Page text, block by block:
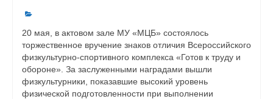
20 мая, в актовом зале МУ «МЦБ» состоялось
торжественное вручение знаков отличия Всероссийского
физкультурно-спортивного комплекса «Готов к труду и
обороне». За заслуженными наградами вышли
физкультурники, показавшие высокий уровень
физической подготовленности при выполнении